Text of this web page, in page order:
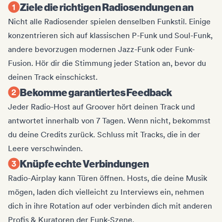
Ziele die richtigen Radiosendungen an
Nicht alle Radiosender spielen denselben Funkstil. Einige
konzentrieren sich auf klassischen P-Funk und Soul-Funk,
andere bevorzugen modernen Jazz-Funk oder Funk-
Fusion. Hör dir die Stimmung jeder Station an, bevor du
deinen Track einschickst.
Bekomme garantiertes Feedback
Jeder Radio-Host auf Groover hört deinen Track und
antwortet innerhalb von 7 Tagen. Wenn nicht, bekommst
du deine Credits zurück. Schluss mit Tracks, die in der
Leere verschwinden.
Knüpfe echte Verbindungen
Radio-Airplay kann Türen öffnen. Hosts, die deine Musik
mögen, laden dich vielleicht zu Interviews ein, nehmen
dich in ihre Rotation auf oder verbinden dich mit anderen
Profis & Kuratoren der Funk-Szene.